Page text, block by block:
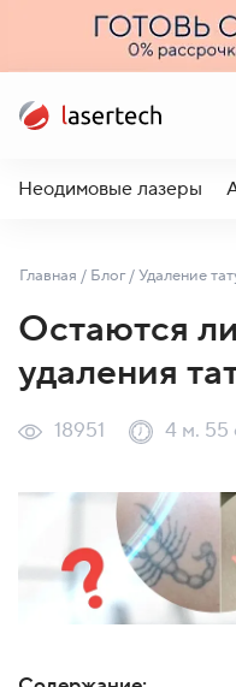
Неодимовые лазеры
Главная / Блог /Удаление
Остаются
удаления
18951 4 м. 55